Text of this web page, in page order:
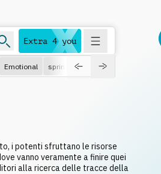
Extra 4 you
Emotional spring
i potenti sfruttano le risorse
vanno veramente a finire quei
alla ricerca delle tracce della